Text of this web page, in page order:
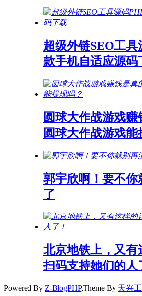
超级外链SEO工
款手机自适应源码
圆球大作战游戏赚
圆球大作战游戏能
郭宇欣啊！要不你
了
北京地铁上，又有
扫码支持她们的人
Powered By Z-BlogPHP,Theme By 天兴